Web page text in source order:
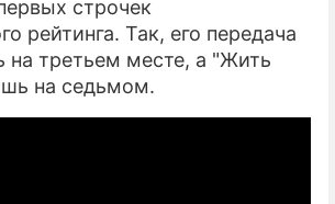
строчек
рейтинга. Так, его передача
на третьем месте, а "Жить
на седьмом.